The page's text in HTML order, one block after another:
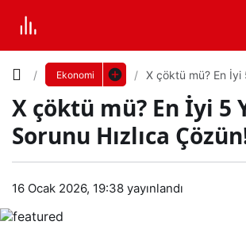
Ekonomi
X çöktü mü? En İyi
X çöktü mü? En İyi 5
Sorunu Hızlıca
16 Ocak 2026, 19:38 yayınlandı
X
Yazı
Boyutunu